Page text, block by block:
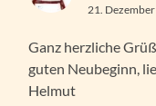
21.
Ganz herzliche
guten Neubeginn,
Helmut